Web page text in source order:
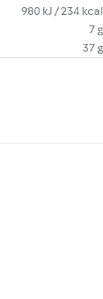
980 kJ / 234 kcal
7 g
37 g